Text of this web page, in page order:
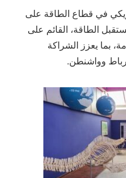
في قطاع الطاقة على
الطاقة، القائم على
بما يعزز الشراكة
وواشنطن.